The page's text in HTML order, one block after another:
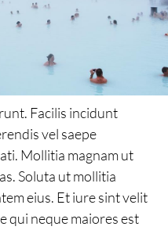
Facilis incidunt
vel saepe
Mollitia magnam ut
Soluta ut mollitia
eius. Et iure sint velit
qui neque maiores est